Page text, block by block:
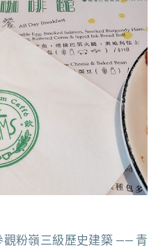
觀粉嶺三級歷史建築 —— 青